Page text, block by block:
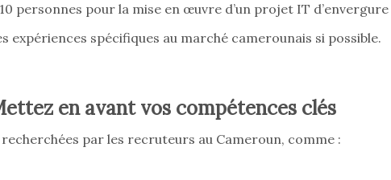
personnes pour la mise en œuvre d’un projet IT
expériences spécifiques au marché camerounais si possible.
en avant vos compétences clés
par les recruteurs au Cameroun, comme :